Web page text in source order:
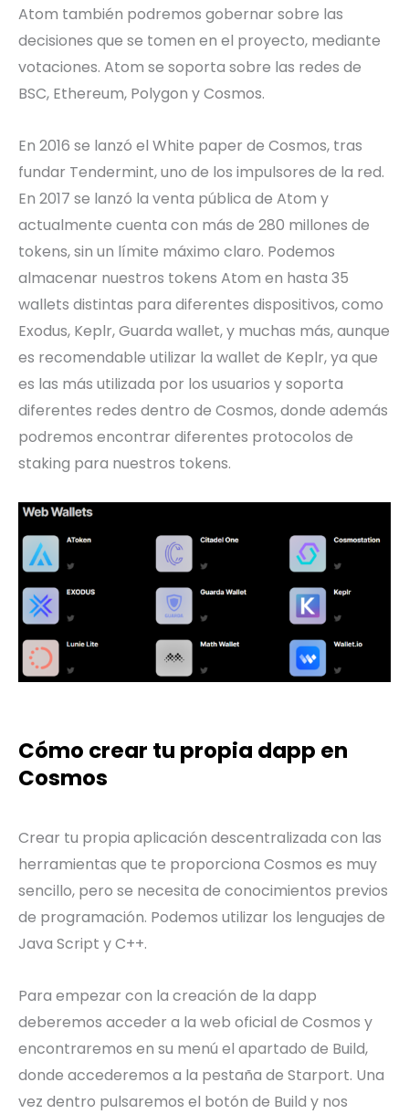
Atom también podremos gobernar sobre las
decisiones que se tomen en el proyecto, mediante
votaciones. Atom se soporta sobre las redes de
BSC, Ethereum, Polygon y Cosmos.
En 2016 se lanzó el White paper de Cosmos, tras
fundar Tendermint, uno de los impulsores de la red.
En 2017 se lanzó la venta pública de Atom y
actualmente cuenta con más de 280 millones de
tokens, sin un límite máximo claro. Podemos
almacenar nuestros tokens Atom en hasta 35
wallets distintas para diferentes dispositivos, como
Exodus, Keplr, Guarda wallet, y muchas más, aunque
es recomendable utilizar la wallet de Keplr, ya que
es las más utilizada por los usuarios y soporta
diferentes redes dentro de Cosmos, donde además
podremos encontrar diferentes protocolos de
staking para nuestros tokens.
Cómo crear tu propia dapp en
Cosmos
Crear tu propia aplicación descentralizada con las
herramientas que te proporciona Cosmos es muy
sencillo, pero se necesita de conocimientos previos
de programación. Podemos utilizar los lenguajes de
Java Script y C++.
Para empezar con la creación de la dapp
deberemos acceder a la web oficial de Cosmos y
encontraremos en su menú el apartado de Build,
donde accederemos a la pestaña de Starport. Una
vez dentro pulsaremos el botón de Build y nos